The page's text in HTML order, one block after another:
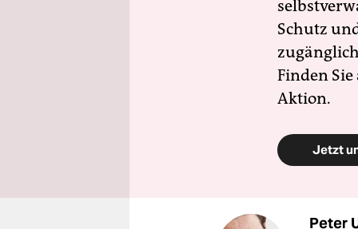
Schutz
Finden
Aktion.
Jetzt
Peter